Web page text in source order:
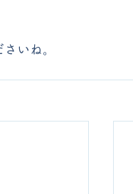
いね。